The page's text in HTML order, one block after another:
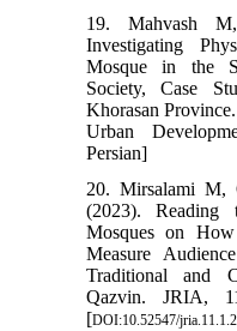
19. Mahvash
Investigating
Mosque in the
Society, Case
Khorasan
Urban
Persian]
20. Mirsalami M,
(2023). Reading
Mosques on
Measure
Traditional and
Qazvin. JRIA,
[DOI:10.52547/jria.11.1.2